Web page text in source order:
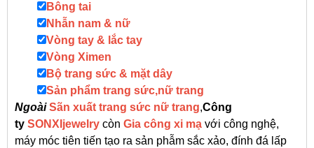
Bông tai
Nhẫn nam & nữ
Vòng tay & lắc tay
Vòng Ximen
Bộ trang sức & mặt dây
Sản phẩm trang sức,nữ trang
Ngoài Sãn xuất trang sức nữ trang,Công
ty SONXIjewelry còn Gia công xi mạ với công nghệ,
máy móc tiên tiến tạo ra sản phẫm sắc xảo, đính đá lấp